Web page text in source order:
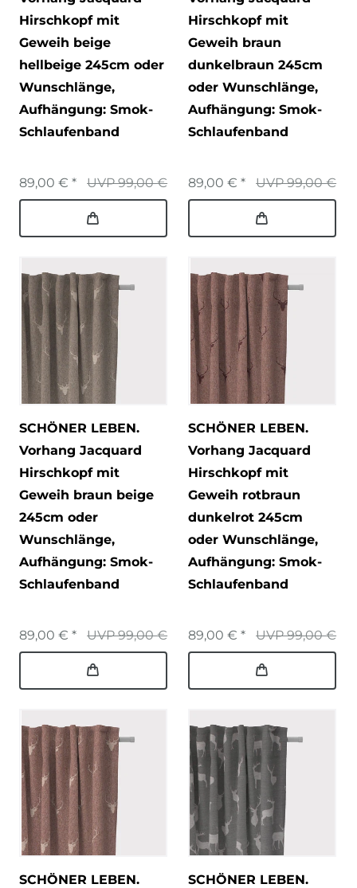
Hirschkopf mit
Geweih beige
hellbeige 245cm oder
Wunschlänge,
Aufhängung: Smok-
Schlaufenband
UVP 99,00 €
89,00 € *
Hirschkopf mit
Geweih braun
dunkelbraun 245cm
oder Wunschlänge,
Aufhängung: Smok-
Schlaufenband
UVP 99,00 €
89,00 € *
SCHÖNER LEBEN.
Vorhang Jacquard
Hirschkopf mit
Geweih braun beige
245cm oder
Wunschlänge,
Aufhängung: Smok-
Schlaufenband
UVP 99,00 €
89,00 € *
SCHÖNER LEBEN.
Vorhang Jacquard
Hirschkopf mit
Geweih rotbraun
dunkelrot 245cm
oder Wunschlänge,
Aufhängung: Smok-
Schlaufenband
UVP 99,00 €
89,00 € *
SCHÖNER LEBEN.
SCHÖNER LEBEN.